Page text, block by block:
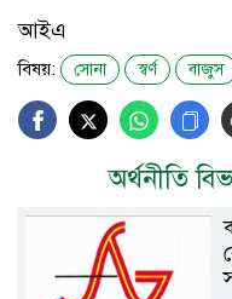
আইএ
বিষয়: সোনা স্বর্ণ বাজুস
অর্থনীতি